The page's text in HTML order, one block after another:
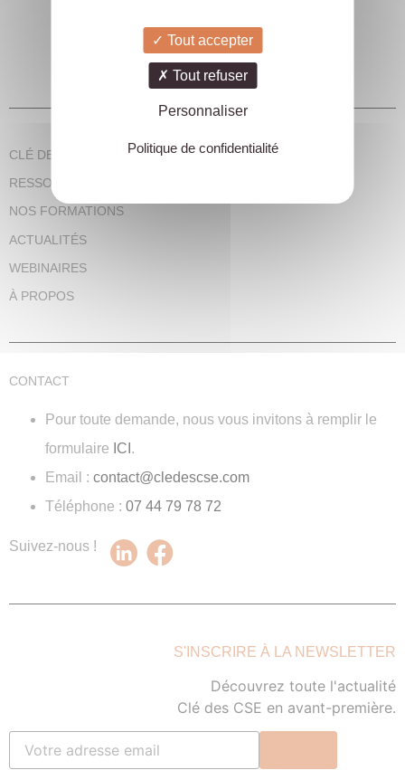
Tout accepter
Tout refuser
Personnaliser
Politique de confidentialité
CLÉ DES CSE, EN CLAIR
RESSOURCES DES CSE
NOS FORMATIONS
ACTUALITÉS
WEBINAIRES
À PROPOS
CONTACT
Pour toute demande, nous vous invitons à remplir le
formulaire ICI .
Email : contact@cledescse.com
Téléphone : 07 44 79 78 72
Suivez-nous !
S'INSCRIRE À LA NEWSLETTER
Découvrez toute l'actualité
Clé des CSE en avant-première.